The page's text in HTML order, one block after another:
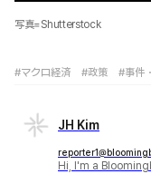
写真=Shutterstock
#マクロ経済 #政策 #事件
JH Kim
Hi, I'm a